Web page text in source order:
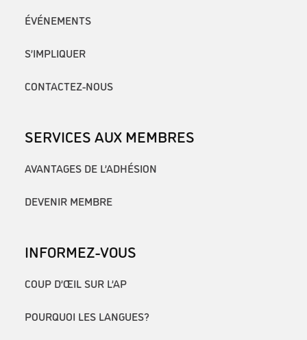
ÉVÉNEMENTS
S’IMPLIQUER
CONTACTEZ-NOUS
SERVICES AUX MEMBRES
AVANTAGES DE L’ADHÉSION
DEVENIR MEMBRE
INFORMEZ-VOUS
COUP D’ŒIL SUR L’AP
POURQUOI LES LANGUES?